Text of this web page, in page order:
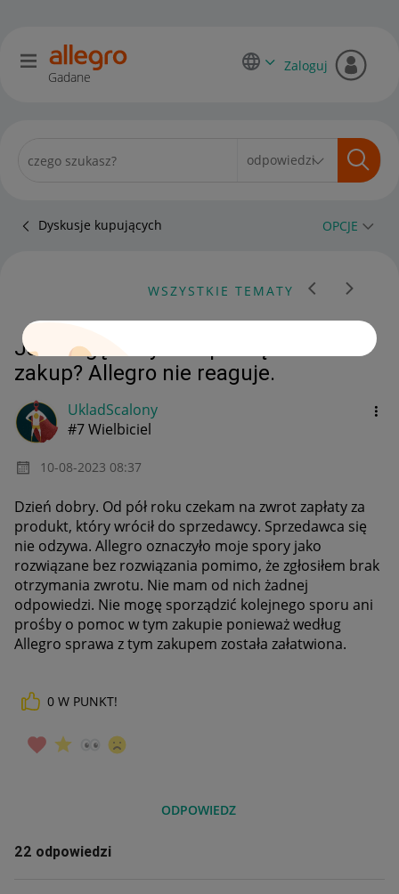
Gadane
Zaloguj
Dyskusje kupujących OPCJE
Jak mogę odzyskać pieniądze za
zakup? Allegro nie reaguje.
UkladScalony
#7 Wielbiciel
‎10-08-2023 08:37
Dzień dobry. Od pół roku czekam na zwrot zapłaty za
produkt, który wrócił do sprzedawcy. Sprzedawca się
nie odzywa. Allegro oznaczyło moje spory jako
rozwiązane bez rozwiązania pomimo, że zgłosiłem brak
otrzymania zwrotu. Nie mam od nich żadnej
odpowiedzi. Nie mogę sporządzić kolejnego sporu ani
prośby o pomoc w tym zakupie ponieważ według
Allegro sprawa z tym zakupem została załatwiona.
0 W PUNKT!
ODPOWIEDZ
WSZYSTKIE TEMATY
22 odpowiedzi